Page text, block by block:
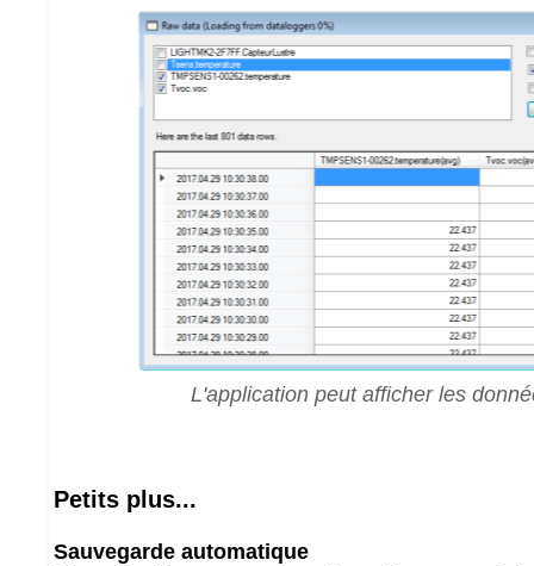
L'application peut afficher les
Petits plus...
Sauvegarde automatique